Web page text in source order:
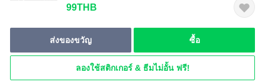
99THB
ส่งของขวัญ ซื้อ
ลองใช้สติกเกอร์ & ธีมไม่อั้น ฟรี!